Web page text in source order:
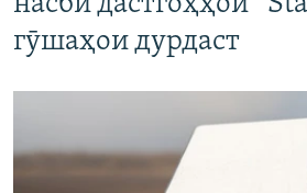
гӯшаҳои дурдаст